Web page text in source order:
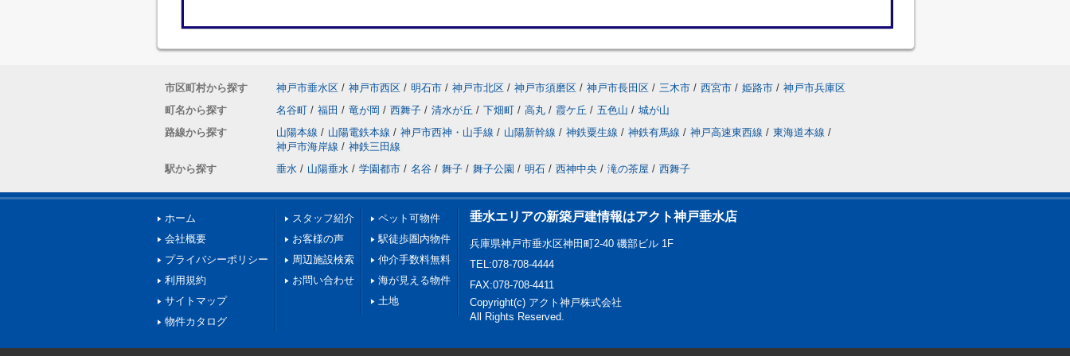
市区町村から探す 神戸市垂水区 / 神戸市西区 / 明石市 / 神戸市北区 / 神戸市須磨区 / 神戸市長田区 / 三木市 / 西宮市 / 姫路市 / 神戸市兵庫区
町名から探す
名谷町 / 福田 / 竜が岡 / 西舞子 / 清水が丘 / 下畑町 / 高丸 / 霞ケ丘 / 五色山 / 城が山
路線から探す
山陽本線 / 山陽電鉄本線 / 神戸市西神・山手線 / 山陽新幹線 / 神鉄粟生線 / 神鉄有馬線 / 神戸高速東西線 / 東海道本線 /
神戸市海岸線 / 神鉄三田線
駅から探す
垂水 / 山陽垂水 / 学園都市 / 名谷 / 舞子 / 舞子公園 / 明石 / 西神中央 / 滝の茶屋 / 西舞子
ホーム
会社概要
プライバシーポリシー
利用規約
サイトマップ
物件カタログ
スタッフ紹介
お客様の声
周辺施設検索
お問い合わせ
ペット可物件
駅徒歩圏内物件
仲介手数料無料
海が見える物件
土地
垂水エリアの新築戸建情報はアクト神戸垂水店
兵庫県神戸市垂水区神田町2-40 磯部ビル 1F
TEL:078-708-4444
FAX:078-708-4411
Copyright(c) アクト神戸株式会社
All Rights Reserved.